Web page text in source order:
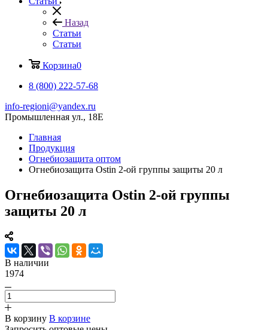
Назад
Статьи
Статьи
Корзина0
8 (800) 222-57-68
info-regioni@yandex.ru
Промышленная ул., 18Е
Главная
Продукция
Огнебиозащита оптом
Огнебиозащита Ostin 2-ой группы защиты 20 л
Огнебиозащита Ostin 2-ой группы
защиты 20 л
В наличии
1974
В корзину В корзине